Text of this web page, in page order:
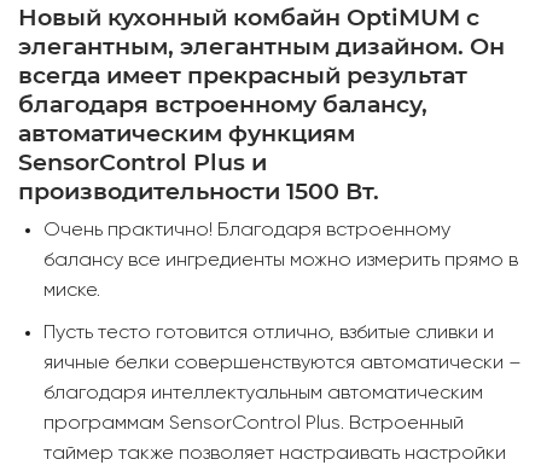
Новый кухонный комбайн OptiMUM с
элегантным, элегантным дизайном. Он
всегда имеет прекрасный результат
благодаря встроенному балансу,
автоматическим функциям
SensorControl Plus и
производительности 1500 Вт.
Очень практично! Благодаря встроенному
балансу все ингредиенты можно измерить прямо в
миске.
Пусть тесто готовится отлично, взбитые сливки и
яичные белки совершенствуются автоматически –
благодаря интеллектуальным автоматическим
программам SensorControl Plus. Встроенный
таймер также позволяет настраивать настройки